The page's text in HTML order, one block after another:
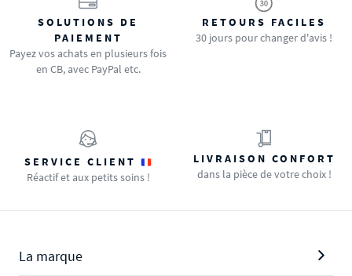
SOLUTIONS DE
PAIEMENT
Payez vos achats en plusieurs fois
en CB, avec PayPal etc.
RETOURS FACILES
30 jours pour changer d'avis !
SERVICE CLIENT
Réactif et aux petits soins !
LIVRAISON CONFORT
dans la pièce de votre choix !
La marque